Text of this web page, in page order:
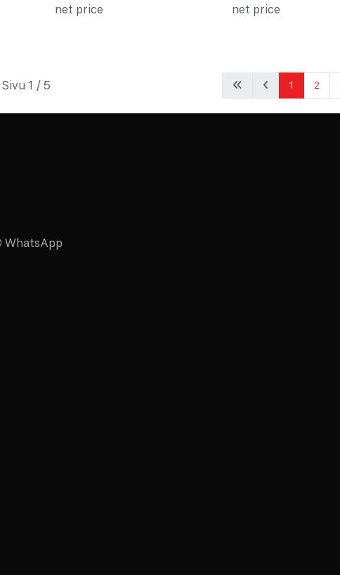
net price
net price
Sivu 1 / 5 1 2
WhatsApp